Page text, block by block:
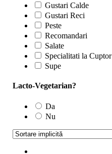
Gustari Calde
Gustari Reci
Peste
Recomandari
Salate
Specialitati la Cuptor
Supe
Lacto-Vegetarian?
Da
Nu